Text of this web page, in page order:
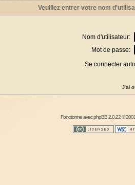
Veuillez entrer votre nom
Nom d'utilisateur:
Mot de passe:
Se connecter
J'ai
Fonctionne avecphpBB2.0.22 ©